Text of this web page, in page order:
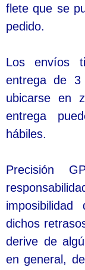
flete que se
pedido.
Los envíos
entrega de
ubicarse en
entrega
hábiles.
Precisión
dichos
derive de
en general,